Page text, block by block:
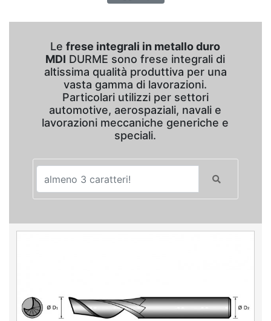
Lefrese integrali in metallo duro
MDI DURME sono frese integrali di
altissima qualità produttiva per una
vasta gamma di lavorazioni.
Particolari utilizzi per settori
automotive, aerospaziali, navali e
lavorazioni meccaniche generiche e
speciali.